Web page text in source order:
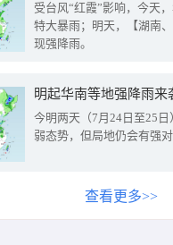
受台风“红霞”影响，今天
特大暴雨；明天，【湖南
现强降雨。
明起华南等地强降雨
今明两天（7月24日至25
弱态势，但局地仍会有强
查看更多>>